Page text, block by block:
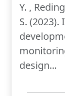
Y. ,
S.
design...